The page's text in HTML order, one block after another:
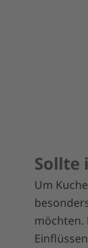
Sollte
Um
möchten.